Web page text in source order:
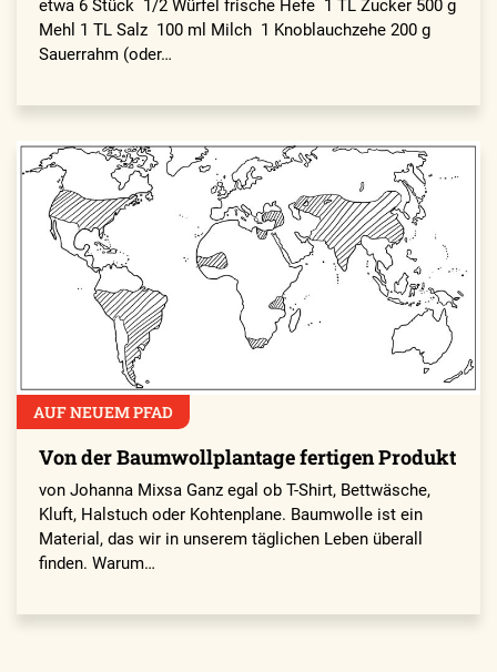
etwa 6 Stück 1/2 Würfel frische Hefe 1 TL Zucker 500 g
Mehl 1 TL Salz 100 ml Milch 1 Knoblauchzehe 200 g
Sauerrahm (oder…
AUF NEUEM PFAD
Von der Baumwollplantage fertigen Produkt
von Johanna Mixsa Ganz egal ob T-Shirt, Bettwäsche,
Kluft, Halstuch oder Kohtenplane. Baumwolle ist ein
Material, das wir in unserem täglichen Leben überall
finden. Warum…